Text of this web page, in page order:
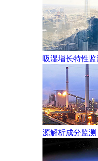
吸湿增长特性监
源解析成分监测